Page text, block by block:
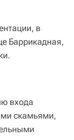
в
Баррикадная,
входа
скамьями,